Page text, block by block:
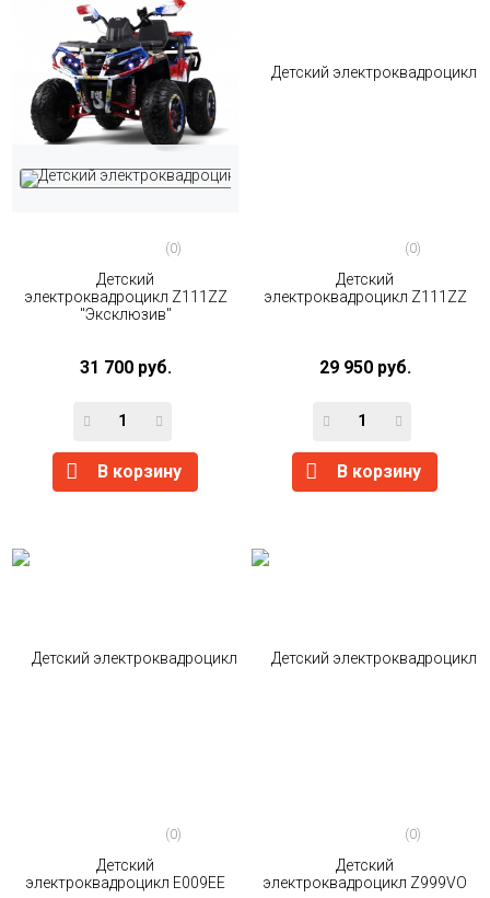
(0)
Детский
электроквадроцикл Z111ZZ
"Эксклюзив"
31 700 руб.
В корзину
(0)
Детский
электроквадроцикл Z111ZZ
29 950 руб.
В корзину
(0)
Детский
электроквадроцикл E009EE
(0)
Детский
электроквадроцикл Z999VO